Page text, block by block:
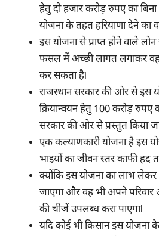
हेतु दो हजार करोड़ रुपए का
योजना के तहत हरियाणा देने का
इस योजना से प्राप्त होने वाले
फसल में अच्छी लागत लगाकर
कर सकता हैl
राजस्थान सरकार की ओर से इस
क्रियान्वयन हेतु 100 करोड़ रुपए
सरकार की ओर से प्रस्तुत किया
एक कल्याणकारी योजना है इस
भाइयों का जीवन स्तर काफी हद
क्योंकि इस योजना का लाभ लेकर
जाएगा और वह भी अपने
की चीजें उपलब्ध करा पाएगाl
यदि कोई भी किसान इस